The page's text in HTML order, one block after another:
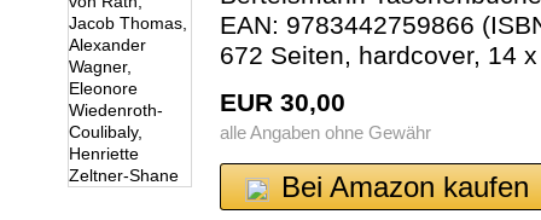
EAN: 9783442759866
672 Seiten, hardcover, 14
EUR 30,00
alle Angaben ohne Gewähr
Bei Amazon kaufen